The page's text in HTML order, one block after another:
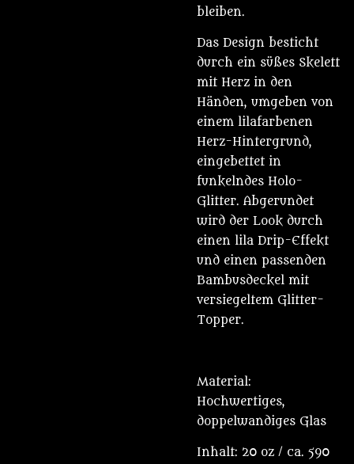
bleiben.
Das Design besticht
durch ein süßes Skelett
mit Herz in den
Händen, umgeben von
einem lilafarbenen
Herz-Hintergrund,
eingebettet in
funkelndes Holo-
Glitter. Abgerundet
wird der Look durch
einen lila Drip-Effekt
und einen passenden
Bambusdeckel mit
versiegeltem Glitter-
Topper.
Material:
Hochwertiges,
doppelwandiges Glas
Inhalt: 20 oz / ca. 590